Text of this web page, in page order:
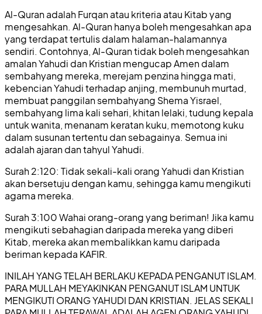
Al-Quran adalah Furqan atau kriteria atau Kitab yang
mengesahkan. Al-Quran hanya boleh mengesahkan apa
yang terdapat tertulis dalam halaman-halamannya
sendiri. Contohnya, Al-Quran tidak boleh mengesahkan
amalan Yahudi dan Kristian mengucap Amen dalam
sembahyang mereka, merejam penzina hingga mati,
kebencian Yahudi terhadap anjing, membunuh murtad,
membuat panggilan sembahyang Shema Yisrael,
sembahyang lima kali sehari, khitan lelaki, tudung kepala
untuk wanita, menanam keratan kuku, memotong kuku
dalam susunan tertentu dan sebagainya. Semua ini
adalah ajaran dan tahyul Yahudi.
Surah 2:120: Tidak sekali-kali orang Yahudi dan Kristian
akan bersetuju dengan kamu, sehingga kamu mengikuti
agama mereka.
Surah 3:100 Wahai orang-orang yang beriman! Jika kamu
mengikuti sebahagian daripada mereka yang diberi
Kitab, mereka akan membalikkan kamu daripada
beriman kepada KAFIR.
INILAH YANG TELAH BERLAKU KEPADA PENGANUT ISLAM.
PARA MULLAH MEYAKINKAN PENGANUT ISLAM UNTUK
MENGIKUTI ORANG YAHUDI DAN KRISTIAN. JELAS SEKALI